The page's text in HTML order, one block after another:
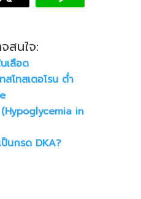
สนใจ:
เลือด
สโทสเตอโรน ต่ำ
(Hypoglycemia in
ป็นกรด DKA?